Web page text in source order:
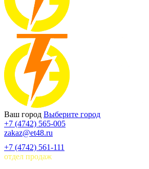
Ваш город Выберите город
+7 (4742) 565-005
zakaz@et48.ru
+7 (4742) 561-111
отдел продаж